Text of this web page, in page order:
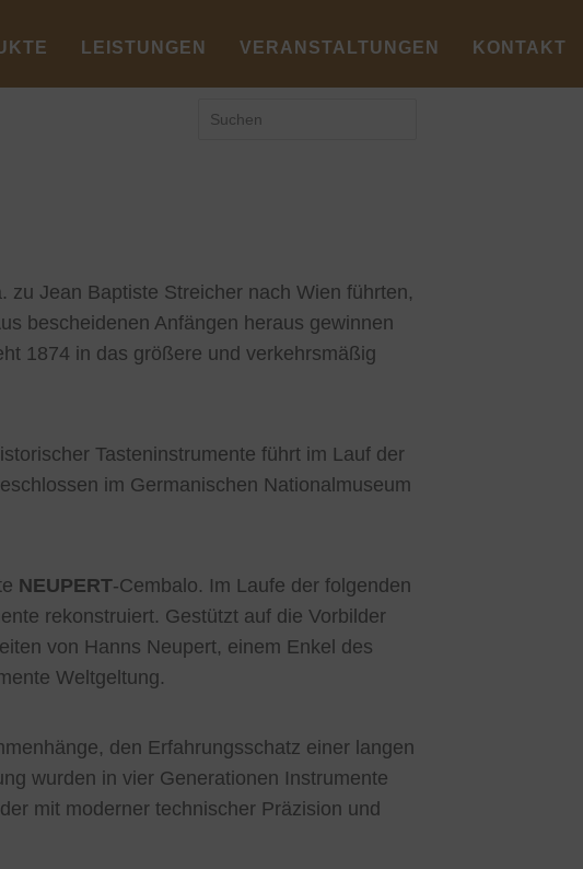
LEISTUNGEN VERANSTALTUNGEN KONTAKT
Jean Baptiste Streicher nach Wien führten,
bescheidenen Anfängen heraus gewinnen
1874 in das größere und verkehrsmäßig
Tasteninstrumente führt im Lauf der
im Germanischen Nationalmuseum
NEUPERT-Cembalo. Im Laufe der folgenden
rekonstruiert. Gestützt auf die Vorbilder
von Hanns Neupert, einem Enkel des
Weltgeltung.
den Erfahrungsschatz einer langen
wurden in vier Generationen Instrumente
mit moderner technischer Präzision und